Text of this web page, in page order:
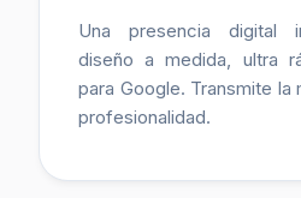
Una presencia digital
diseño a medida, ultra
para Google. Transmite la
profesionalidad.